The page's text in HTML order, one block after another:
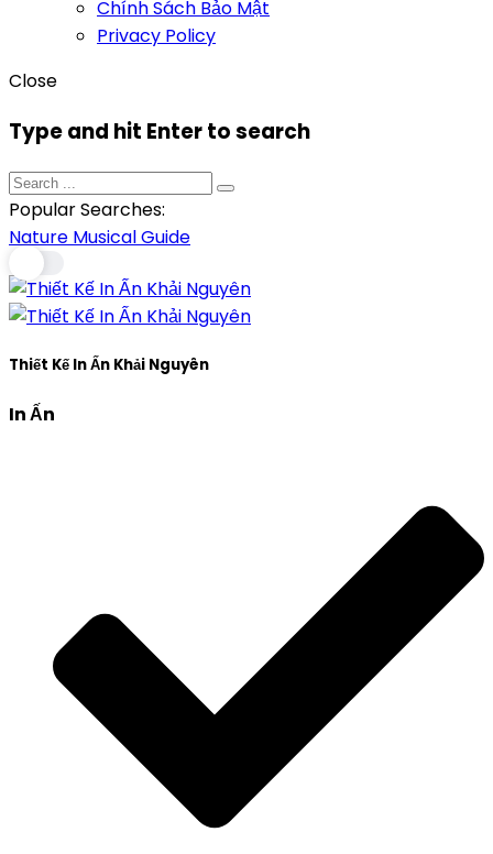
Chính Sách Bảo Mật
Privacy Policy
Close
Type and hit Enter to search
Popular Searches:
Nature MusicalGuide
Thiết Kế In Ấn Khải Nguyên
In Ấn